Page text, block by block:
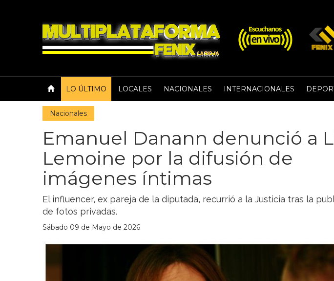
LO ÚLTIMO LOCALES NACIONALES INTERNACIONALES
Nacionales
Emanuel Danann denunció a
Lemoine por la difusión de
imágenes íntimas
El influencer, ex pareja de la diputada, recurrió a la Justicia tras la
de fotos privadas.
Sábado 09 de Mayo de 2026